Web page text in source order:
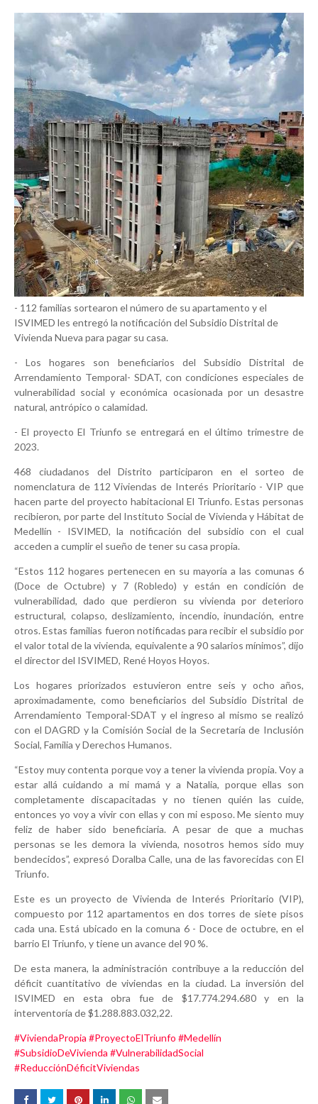
- 112 familias sortearon el número de su apartamento y el
ISVIMED les entregó la notificación del Subsidio Distrital de
Vivienda Nueva para pagar su casa.
- Los hogares son beneficiarios del Subsidio Distrital de
Arrendamiento Temporal- SDAT, con condiciones especiales de
vulnerabilidad social y económica ocasionada por un desastre
natural, antrópico o calamidad.
- El proyecto El Triunfo se entregará en el último trimestre de
2023.
468 ciudadanos del Distrito participaron en el sorteo de
nomenclatura de 112 Viviendas de Interés Prioritario - VIP que
hacen parte del proyecto habitacional El Triunfo. Estas personas
recibieron, por parte del Instituto Social de Vivienda y Hábitat de
Medellín - ISVIMED, la notificación del subsidio con el cual
acceden a cumplir el sueño de tener su casa propia.
“Estos 112 hogares pertenecen en su mayoría a las comunas 6
(Doce de Octubre) y 7 (Robledo) y están en condición de
vulnerabilidad, dado que perdieron su vivienda por deterioro
estructural, colapso, deslizamiento, incendio, inundación, entre
otros. Estas familias fueron notificadas para recibir el subsidio por
el valor total de la vivienda, equivalente a 90 salarios mínimos”, dijo
el director del ISVIMED, René Hoyos Hoyos.
Los hogares priorizados estuvieron entre seis y ocho años,
aproximadamente, como beneficiarios del Subsidio Distrital de
Arrendamiento Temporal-SDAT y el ingreso al mismo se realizó
con el DAGRD y la Comisión Social de la Secretaría de Inclusión
Social, Familia y Derechos Humanos.
“Estoy muy contenta porque voy a tener la vivienda propia. Voy a
estar allá cuidando a mi mamá y a Natalia, porque ellas son
completamente discapacitadas y no tienen quién las cuide,
entonces yo voy a vivir con ellas y con mi esposo. Me siento muy
feliz de haber sido beneficiaria. A pesar de que a muchas
personas se les demora la vivienda, nosotros hemos sido muy
bendecidos”, expresó Doralba Calle, una de las favorecidas con El
Triunfo.
Este es un proyecto de Vivienda de Interés Prioritario (VIP),
compuesto por 112 apartamentos en dos torres de siete pisos
cada una. Está ubicado en la comuna 6 - Doce de octubre, en el
barrio El Triunfo, y tiene un avance del 90 %.
De esta manera, la administración contribuye a la reducción del
déficit cuantitativo de viviendas en la ciudad. La inversión del
ISVIMED en esta obra fue de $17.774.294.680 y en la
interventoría de $1.288.883.032,22.
#ViviendaPropia #ProyectoElTriunfo #Medellín
#SubsidioDeVivienda #VulnerabilidadSocial
#ReducciónDéficitViviendas